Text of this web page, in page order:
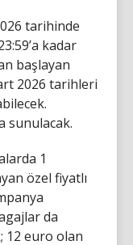
tarihinde
kadar
başlayan
2026 tarihleri
sunulacak.
1
özel fiyatlı
da
12 euro olan